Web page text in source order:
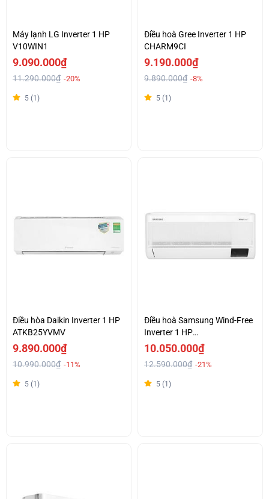
Máy lạnh LG Inverter 1 HP
V10WIN1
9.090.000₫
11.290.000₫ -20%
5 (1)
Điều hoà Gree Inverter 1 HP
CHARM9CI
9.190.000₫
9.890.000₫ -8%
5 (1)
Điều hòa Daikin Inverter 1 HP
ATKB25YVMV
9.890.000₫
10.990.000₫ -11%
5 (1)
Điều hoà Samsung Wind-Free
Inverter 1 HP
AR10CYFAAWKNSV
10.050.000₫
12.590.000₫ -21%
5 (1)